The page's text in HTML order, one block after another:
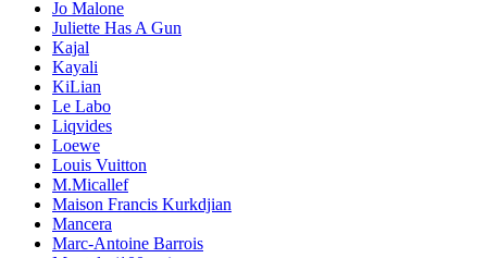
Jo Malone
Juliette Has A Gun
Kajal
Kayali
KiLian
Le Labo
Liqvides
Loewe
Louis Vuitton
M.Micallef
Maison Francis Kurkdjian
Mancera
Marc-Antoine Barrois